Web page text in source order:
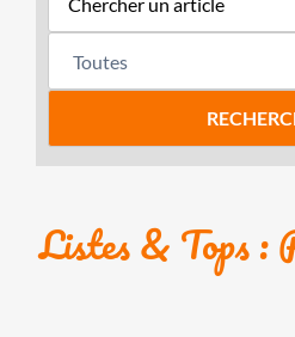
Listes & Tops :